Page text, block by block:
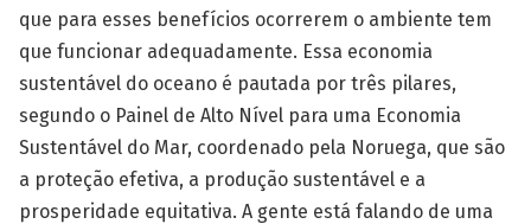
que para esses benefícios ocorrerem o ambiente tem
que funcionar adequadamente. Essa economia
sustentável do oceano é pautada por três pilares,
segundo o Painel de Alto Nível para uma Economia
Sustentável do Mar, coordenado pela Noruega, que são
a proteção efetiva, a produção sustentável e a
prosperidade equitativa. A gente está falando de uma